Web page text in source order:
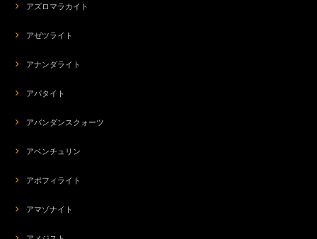
アズロマラカイト
アゼツライト
アナンダライト
アパタイト
アバンダンスクォーツ
アベンチュリン
アポフィライト
アマゾナイト